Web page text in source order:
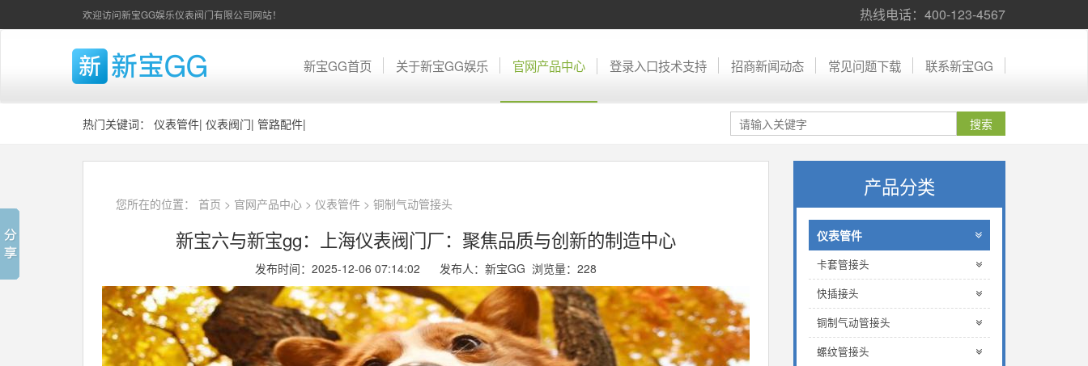
欢迎访问新宝GG娱乐仪表阀门有限公司网站！ 热线电话：400-123-4567
新宝GG首页 关于新宝GG娱乐 官网产品中心 登录入口技术支持 招商新闻动态 常见问题下载 联系新宝GG
热门关键词： 仪表管件| 仪表阀门| 管路配件|
您所在的位置： 首页 > 官网产品中心 > 仪表管件 > 铜制气动管接头
新宝六与新宝gg：上海仪表阀门厂：聚焦品质与创新的制造中心
发布时间：2025-12-06 07:14:02 发布人：新宝GG 浏览量： 228
产品分类
仪表管件
卡套管接头
快插接头
铜制气动管接头
螺纹管接头